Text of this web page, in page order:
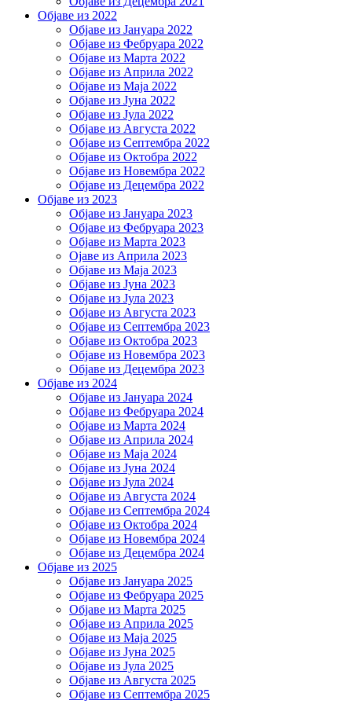
Објаве из 2022
Објаве из Јануара 2022
Објаве из Фебруара 2022
Објаве из Марта 2022
Објаве из Априла 2022
Објаве из Маја 2022
Објаве из Јуна 2022
Објаве из Јула 2022
Објаве из Августа 2022
Објаве из Септембра 2022
Објаве из Октобра 2022
Објаве из Новембра 2022
Објаве из Децембра 2022
Објаве из 2023
Објаве из Јануара 2023
Објаве из Фебруара 2023
Објаве из Марта 2023
Ојаве из Априла 2023
Објаве из Маја 2023
Објаве из Јуна 2023
Објаве из Јула 2023
Објаве из Августа 2023
Објаве из Септембра 2023
Објаве из Октобра 2023
Објаве из Новембра 2023
Објаве из Децембра 2023
Објаве из 2024
Објаве из Јануара 2024
Објаве из Фебруара 2024
Објаве из Марта 2024
Објаве из Априла 2024
Објаве из Маја 2024
Објаве из Јуна 2024
Објаве из Јула 2024
Објаве из Августа 2024
Објаве из Септембра 2024
Објаве из Октобра 2024
Објаве из Новембра 2024
Објаве из Децембра 2024
Објаве из 2025
Објаве из Јануара 2025
Објаве из Фебруара 2025
Објаве из Марта 2025
Објаве из Априла 2025
Објаве из Маја 2025
Објаве из Јуна 2025
Објаве из Јула 2025
Објаве из Августа 2025
Објаве из Септембра 2025